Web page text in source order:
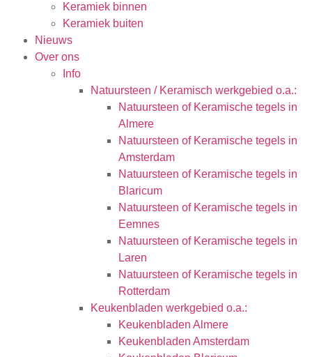
Keramiek binnen
Keramiek buiten
Nieuws
Over ons
Info
Natuursteen / Keramisch werkgebied o.a.:
Natuursteen of Keramische tegels in
Almere
Natuursteen of Keramische tegels in
Amsterdam
Natuursteen of Keramische tegels in
Blaricum
Natuursteen of Keramische tegels in
Eemnes
Natuursteen of Keramische tegels in
Laren
Natuursteen of Keramische tegels in
Rotterdam
Keukenbladen werkgebied o.a.:
Keukenbladen Almere
Keukenbladen Amsterdam